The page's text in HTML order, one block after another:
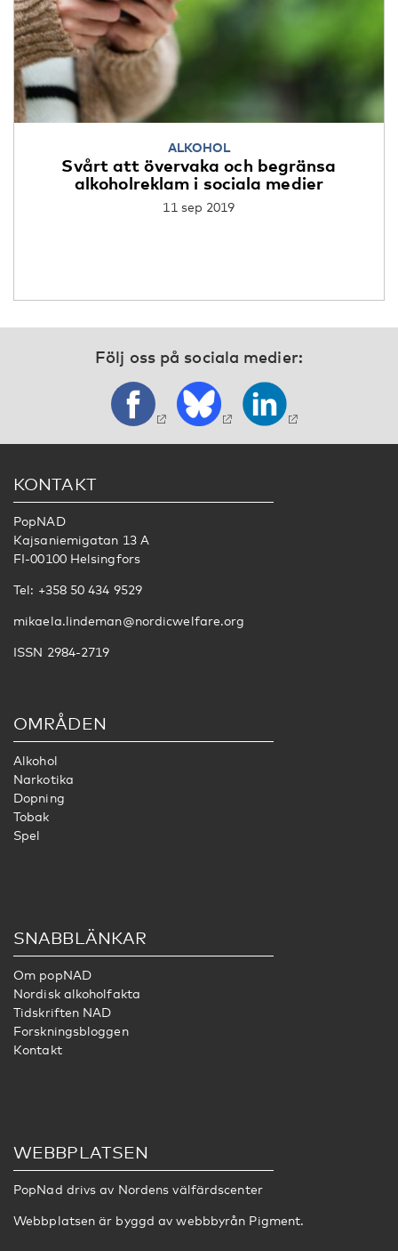
ALKOHOL
Svårt att övervaka och begränsa
alkoholreklam i sociala medier
11 sep 2019
Följ oss på sociala medier:
KONTAKT
PopNAD
Kajsaniemigatan 13 A
FI-00100 Helsingfors
Tel: +358 50 434 9529
mikaela.lindeman@nordicwelfare.org
ISSN 2984-2719
OMRÅDEN
Alkohol
Narkotika
Dopning
Tobak
Spel
SNABBLÄNKAR
Om popNAD
Nordisk alkoholfakta
Tidskriften NAD
Forskningsbloggen
Kontakt
WEBBPLATSEN
PopNad drivs av Nordens välfärdscenter
Webbplatsen är byggd av webbbyrån Pigment.